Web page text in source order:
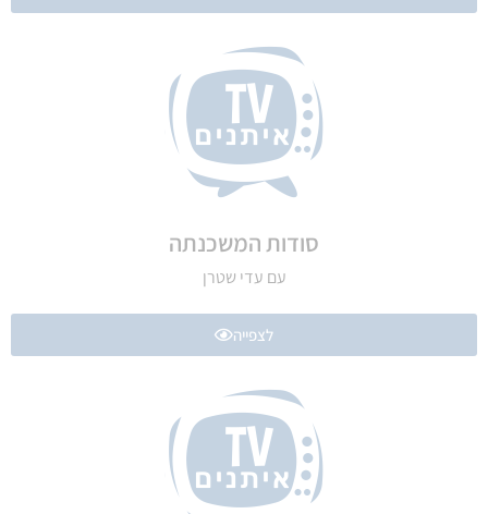
סודות המשכנתה
עם עדי שטרן
לצפייה